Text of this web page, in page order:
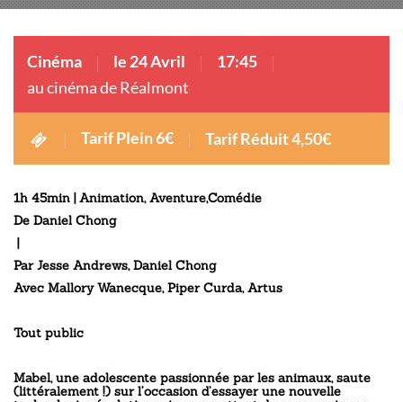
Cinéma le 24 Avril
17:45
au cinéma de Réalmont
Tarif Plein 6€ Tarif Réduit 4,50€
1h 45min |Animation,Aventure,Comédie
De Daniel Chong
|
ParJesse Andrews,Daniel Chong
Avec Mallory Wanecque,Piper Curda,Artus
Tout public
Mabel, une adolescente passionnée par les animaux, saute
(littéralement !) sur l’occasion d’essayer une nouvelle